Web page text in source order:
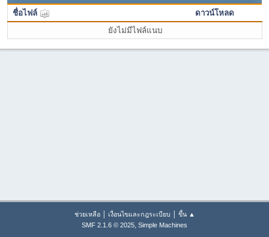
ชื่อไฟล์
ดาวน์โหลด
ยังไม่มีไฟล์แนบ
ช่วยเหลือ| เงื่อนไขและกฎระเบียบ | ขึ้น ▲
SMF 2.1.6 © 2025, Simple Machines